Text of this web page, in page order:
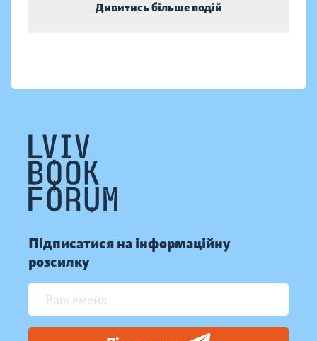
Дивитись більше подій
Підписатися на інформаційну
розсилку